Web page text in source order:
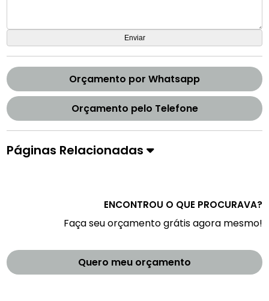
Orçamento por Whatsapp
Orçamento pelo Telefone
Páginas Relacionadas
ENCONTROU O QUE PROCURAVA?
Faça seu orçamento grátis agora mesmo!
Quero meu orçamento